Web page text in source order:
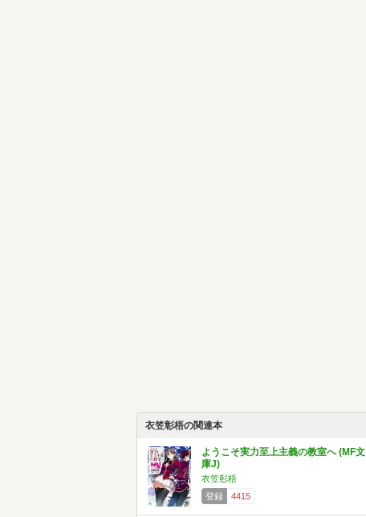
衣笠彰梧の関連本
ようこそ実力至上主義の教室へ (MF文
庫J)
衣笠彰梧
登録
4415